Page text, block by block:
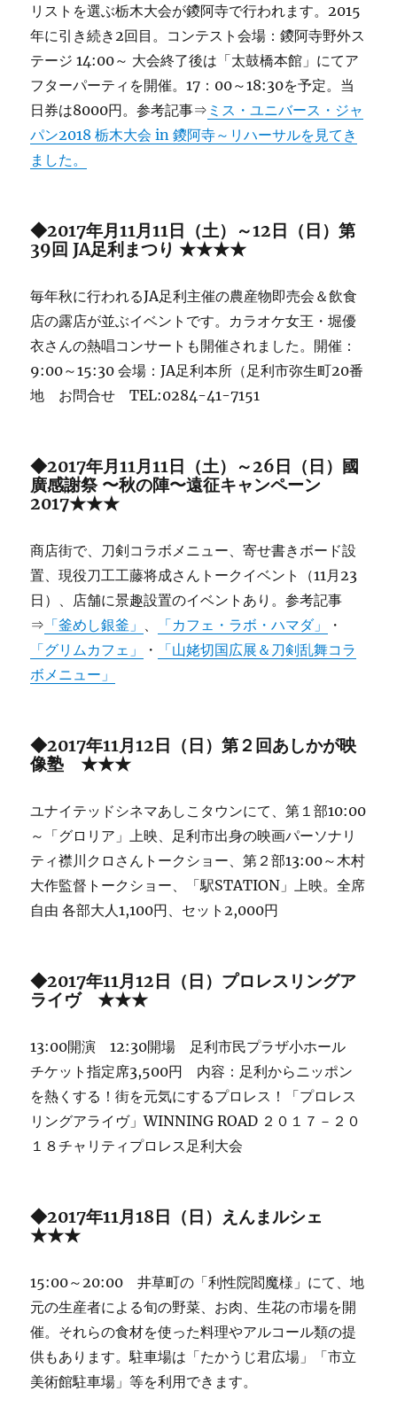
リストを選ぶ栃木大会が鑁阿寺で行われます。2015
年に引き続き2回目。コンテスト会場：鑁阿寺野外ス
テージ 14:00～ 大会終了後は「太鼓橋本館」にてア
フターパーティを開催。17：00～18:30を予定。当
日券は8000円。参考記事⇒ ミス・ユニバース・ジャ
パン2018 栃木大会 in 鑁阿寺～リハーサルを見てき
ました。
◆2017年月11月11日（土）～12日（日）第
39回 JA足利まつり ★★★★
毎年秋に行われるJA足利主催の農産物即売会＆飲食
店の露店が並ぶイベントです。カラオケ女王・堀優
衣さんの熱唱コンサートも開催されました。開催：
9:00～15:30 会場：JA足利本所（足利市弥生町20番
地 お問合せ TEL:0284-41-7151
◆2017年月11月11日（土）～26日（日）國
廣感謝祭 〜秋の陣〜遠征キャンペーン
2017★★★
商店街で、刀剣コラボメニュー、寄せ書きボード設
置、現役刀工工藤将成さんトークイベント（11月23
日）、店舗に景趣設置のイベントあり。参考記事
⇒ 「釜めし銀釜」 「カフェ・ラボ・ハマダ」
・
「グリムカフェ」
・
「山姥切国広展＆刀剣乱舞コラ
ボメニュー」
◆2017年11月12日（日）第２回あしかが映
像塾 ★★★
ユナイテッドシネマあしこタウンにて、第１部10:00
～「グロリア」上映、足利市出身の映画パーソナリ
ティ襟川クロさんトークショー、第２部13:00～木村
大作監督トークショー、「駅STATION」上映。全席
自由 各部大人1,100円、セット2,000円
◆2017年11月12日（日）プロレスリングア
ライヴ ★★★
13:00開演 12:30開場 足利市民プラザ小ホール
チケット指定席3,500円 内容：足利からニッポン
を熱くする！街を元気にするプロレス！「プロレス
リングアライヴ」WINNING ROAD ２０１７－２０
１８チャリティプロレス足利大会
◆2017年11月18日（日）えんまルシェ
★★★
15:00～20:00 井草町の「利性院閻魔様」にて、地
元の生産者による旬の野菜、お肉、生花の市場を開
催。それらの食材を使った料理やアルコール類の提
供もあります。駐車場は「たかうじ君広場」「市立
美術館駐車場」等を利用できます。